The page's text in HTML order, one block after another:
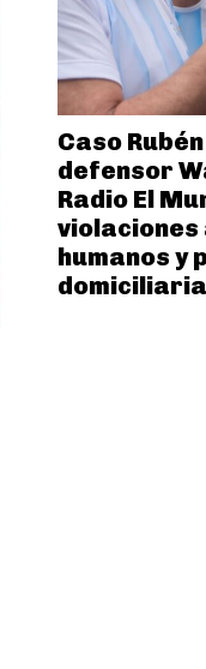
Caso
defensor
Radio El
violaciones
humanos y
domiciliaria